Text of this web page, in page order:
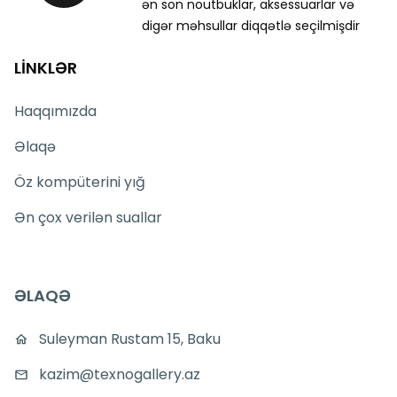
ən son noutbuklar, aksessuarlar və
digər məhsullar diqqətlə seçilmişdir
LİNKLƏR
Haqqımızda
Əlaqə
Öz kompüterini yığ
Ən çox verilən suallar
ƏLAQƏ
Suleyman Rustam 15, Baku
kazim@texnogallery.az